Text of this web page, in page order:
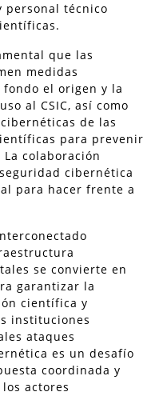
personal técnico
que las
medidas
el origen y la
al CSIC, así como
de las
para prevenir
colaboración
cibernética
para hacer frente a
se convierte en
garantizar la
científica y
instituciones
ataques
es un desafío
coordinada y
actores